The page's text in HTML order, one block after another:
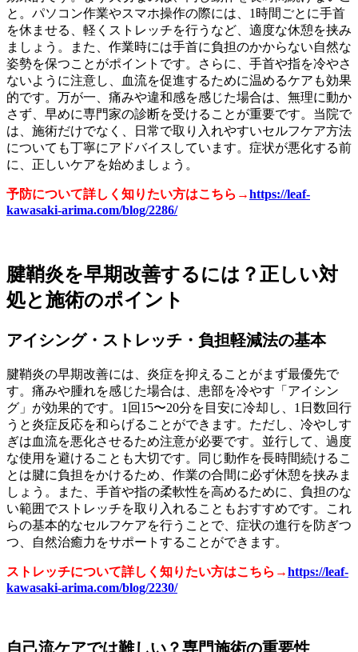
と。パソコン作業やスマホ操作の際には、1時間ごとに手首
を休ませる、軽くストレッチを行うなど、適度な休憩を挟み
ましょう。また、作業時には手首に負担のかからない自然な
姿勢を保つことがポイントです。さらに、手首や指を冷やさ
ないように注意し、血流を促進するために温めるケアも効果
的です。万が一、痛みや違和感を感じた場合は、無理に動か
さず、早めに専門家の診断を受けることが重要です。当院で
は、施術だけでなく、日常で取り入れやすいセルフケア方法
についても丁寧にアドバイスしています。症状が悪化する前
に、正しいケアを始めましょう。
予防について詳しく知りたい方はこちら→https://leaf-
kawasaki-arima.com/blog/2286/
腱鞘炎を早期改善するには？正しい対
処と施術のポイント
アイシング・ストレッチ・負担軽減法の基本
腱鞘炎の早期改善には、炎症を抑えることがまず最優先で
す。痛みや腫れを感じた場合は、患部を冷やす「アイシン
グ」が効果的です。1回15〜20分を目安に冷却し、1日数回行
うと炎症反応を和らげることができます。ただし、冷やしす
ぎは血流を悪化させるため注意が必要です。並行して、過度
な使用を避けることも大切です。同じ動作を長時間続けるこ
とは腱に負担をかけるため、作業の合間に必ず休憩を挟みま
しょう。また、手首や指の柔軟性を高めるために、負担のな
い範囲でストレッチを取り入れることもおすすめです。これ
らの基本的なセルフケアを行うことで、症状の進行を防ぎつ
つ、自然治癒力をサポートすることができます。
ストレッチについて詳しく知りたい方はこちら→https://leaf-
kawasaki-arima.com/blog/2230/
自己流ケアでは難しい？専門施術の重要性